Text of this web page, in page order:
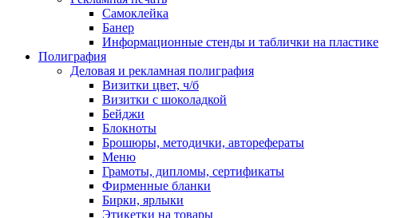
Самоклейка
Банер
Информационные стенды и таблички на пластике
Полиграфия
Деловая и рекламная полиграфия
Визитки цвет, ч/б
Визитки с шоколадкой
Бейджи
Блокноты
Брошюры, методички, авторефераты
Меню
Грамоты, дипломы, сертификаты
Фирменные бланки
Бирки, ярлыки
Этикетки на товары